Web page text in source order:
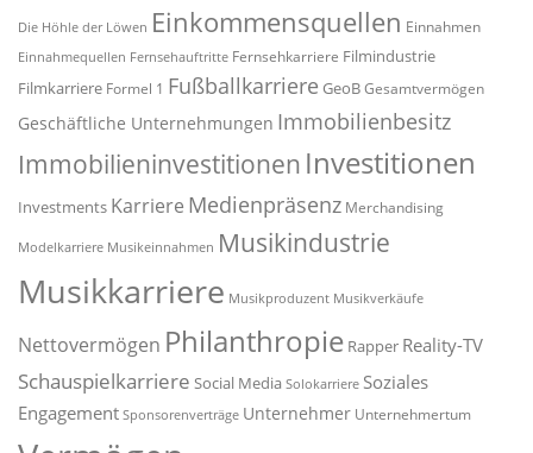
Die Höhle der Löwen Einkommensquellen Einnahmen
Einnahmequellen Fernsehauftritte Fernsehkarriere Filmindustrie
Filmkarriere Formel 1 Fußballkarriere GeoBGesamtvermögen
Geschäftliche Unternehmungen Immobilienbesitz
Immobilieninvestitionen Investitionen
Investments Karriere Medienpräsenz Merchandising
Modelkarriere Musikeinnahmen Musikindustrie
Musikkarriere Musikproduzent Musikverkäufe
Nettovermögen Philanthropie Rapper Reality-TV
Schauspielkarriere Social Media Solokarriere Soziales
Engagement Sponsorenverträge Unternehmer Unternehmertum